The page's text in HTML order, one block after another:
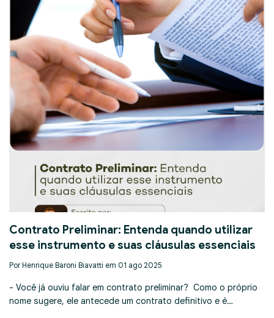
Contrato Preliminar: Entenda quando utilizar
esse instrumento e suas cláusulas essenciais
Por Henrique Baroni Biavatti em 01 ago 2025
- Você já ouviu falar em contrato preliminar? Como o próprio
nome sugere, ele antecede um contrato definitivo e é…